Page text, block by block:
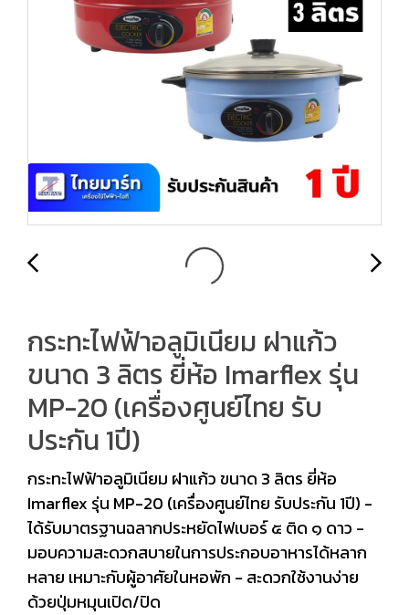
กระทะไฟฟ้าอลูมิเนียม ฝาแก้ว
ขนาด 3 ลิตร ยี่ห้อ Imarflex รุ่น
MP-20 (เครื่องศูนย์ไทย รับ
ประกัน 1ปี)
กระทะไฟฟ้าอลูมิเนียม ฝาแก้ว ขนาด 3 ลิตร ยี่ห้อ
Imarflex รุ่น MP-20 (เครื่องศูนย์ไทย รับประกัน 1ปี) -
ได้รับมาตรฐานฉลากประหยัดไฟเบอร์ ๕ ติด ๑ ดาว -
มอบความสะดวกสบายในการประกอบอาหารได้หลาก
หลาย เหมาะกับผู้อาศัยในหอพัก - สะดวกใช้งานง่าย
ด้วยปุ่มหมุนเปิด/ปิด